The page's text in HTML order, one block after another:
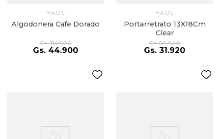
HAUS
Algodonera Cafe Dorado
Gs. 114.900
Gs. 44.900
HAUS
Portarretrato 13X18Cm
Clear
Gs. 89.900
Gs. 31.920